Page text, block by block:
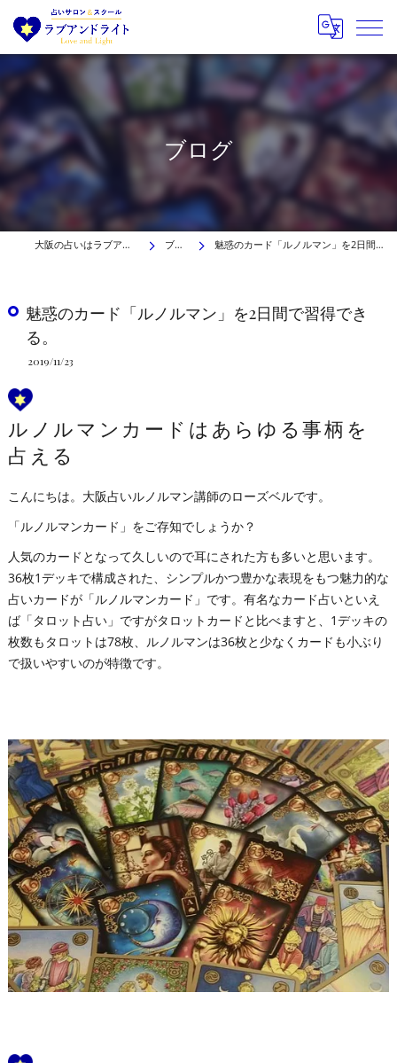
ブログ
大阪の占いはラブアンドライト ブログ 魅惑のカード「ルノルマン」を2日間で習得できる。
魅惑のカード「ルノルマン」を2日間で習得でき
る。
2019/11/23
ルノルマンカードはあらゆる事柄を
占える
こんにちは。大阪占いルノルマン講師のローズベルです。
「ルノルマンカード」をご存知でしょうか？
人気のカードとなって久しいので耳にされた方も多いと思います。
36枚1デッキで構成された、シンプルかつ豊かな表現をもつ魅力的な
占いカードが「ルノルマンカード」です。有名なカード占いといえ
ば「タロット占い」ですがタロットカードと比べますと、1デッキの
枚数もタロットは78枚、ルノルマンは36枚と少なくカードも小ぶり
で扱いやすいのが特徴です。